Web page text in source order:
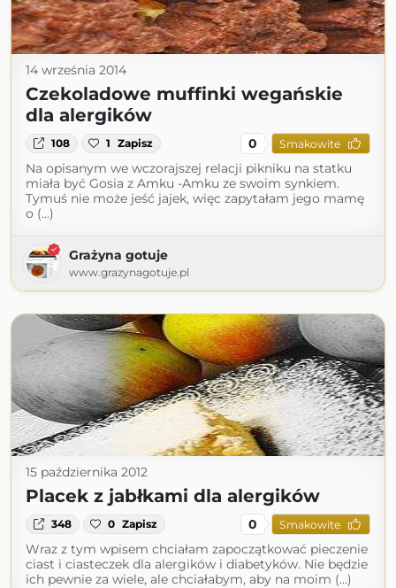
14 września 2014
Czekoladowe muffinki wegańskie
dla alergików
108 1 Zapisz 0 Smakowite
Na opisanym we wczorajszej relacji pikniku na statku
miała być Gosia z Amku -Amku ze swoim synkiem.
Tymuś nie może jeść jajek, więc zapytałam jego mamę
o (...)
Grażyna gotuje
www.grazynagotuje.pl
15 października 2012
Placek z jabłkami dla alergików
348 0 Zapisz 0 Smakowite
Wraz z tym wpisem chciałam zapoczątkować pieczenie
ciast i ciasteczek dla alergików i diabetyków. Nie będzie
ich pewnie za wiele, ale chciałabym, aby na moim (...)